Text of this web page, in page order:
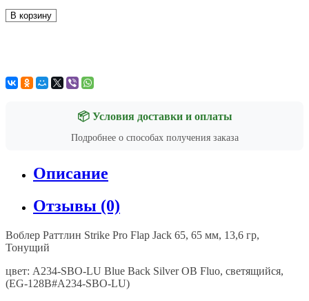
В корзину
📦 Условия доставки и оплаты
Подробнее о способах получения заказа
Описание
Отзывы (0)
Воблер Раттлин Strike Pro Flap Jack 65, 65 мм, 13,6 гр,
Тонущий
цвет: A234-SBO-LU Blue Back Silver OB Fluo, светящийся,
(EG-128B#A234-SBO-LU)